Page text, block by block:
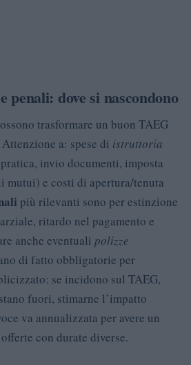
penali: dove si nascondono
trasformare un buon TAEG
a: spese di istruttoria
invio documenti, imposta
mutui) e costi di apertura/tenuta
più rilevanti sono per estinzione
ritardo nel pagamento e
anche eventuali polizze
di fatto obbligatorie per
se incidono sul TAEG,
fuori, stimarne l’impatto
va annualizzata per avere un
con durate diverse.